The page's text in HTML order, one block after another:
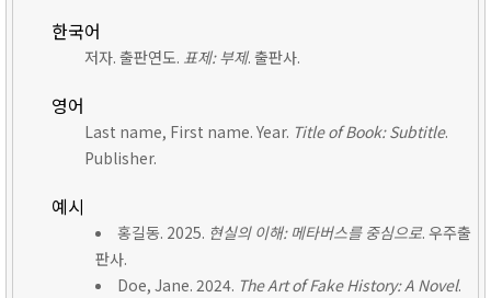
한국어
저자. 출판연도. 표제: 부제. 출판사.
영어
Last name, First name. Year. Title of Book: Subtitle.
Publisher.
예시
홍길동. 2025. 현실의 이해: 메타버스를 중심으로. 우주출
판사.
Doe, Jane. 2024. The Art of Fake History: A Novel.